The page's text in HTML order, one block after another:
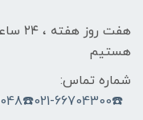
هفت
هستیم
شماره تماس:
☎️021-66704300☎️021-65011048📱09122903930